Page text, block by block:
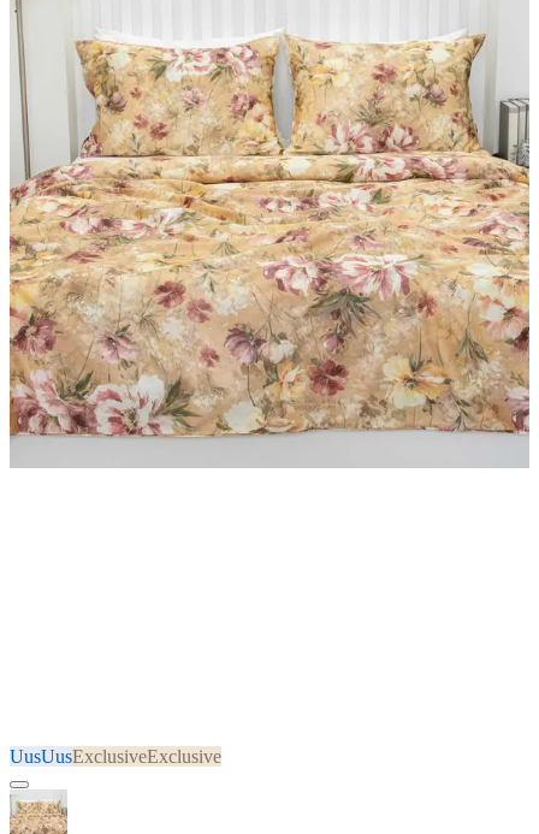
UusUusExclusiveExclusive